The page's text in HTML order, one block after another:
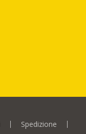
Spedizione